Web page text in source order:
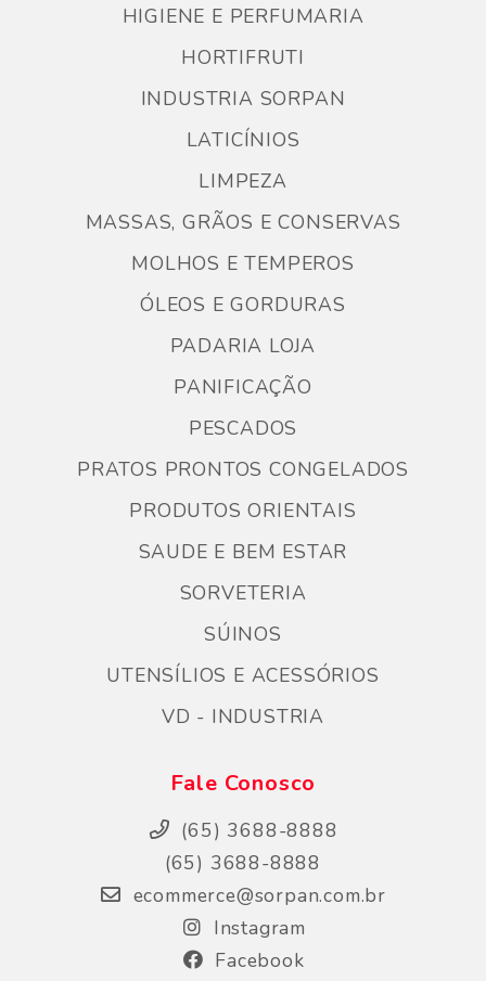
HIGIENE E PERFUMARIA
HORTIFRUTI
INDUSTRIA SORPAN
LATICÍNIOS
LIMPEZA
MASSAS, GRÃOS E CONSERVAS
MOLHOS E TEMPEROS
ÓLEOS E GORDURAS
PADARIA LOJA
PANIFICAÇÃO
PESCADOS
PRATOS PRONTOS CONGELADOS
PRODUTOS ORIENTAIS
SAUDE E BEM ESTAR
SORVETERIA
SÚINOS
UTENSÍLIOS E ACESSÓRIOS
VD - INDUSTRIA
Fale Conosco
(65) 3688-8888
(65) 3688-8888
ecommerce@sorpan.com.br
Instagram
Facebook